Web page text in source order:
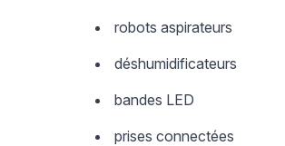
robots aspirateurs
déshumidificateurs
bandes LED
prises connectées